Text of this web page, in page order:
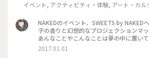
イベント, アクティビティ・体験, アート・カル
NAKEDのイベント、SWEETS by NAKED
子の香りと幻想的なプロジェクションマ
あんなことやこんなことは夢の中に置い
もたくさん楽しいことや美味しいものに
#SWEETSbyNAKED#表参道ヒルズ
2017.01.01